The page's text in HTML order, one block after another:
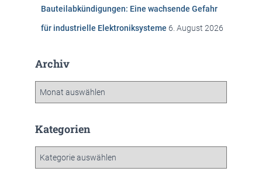
Bauteilabkündigungen: Eine wachsende Gefahr
für industrielle Elektroniksysteme 6. August 2026
Archiv
h
Kategorien